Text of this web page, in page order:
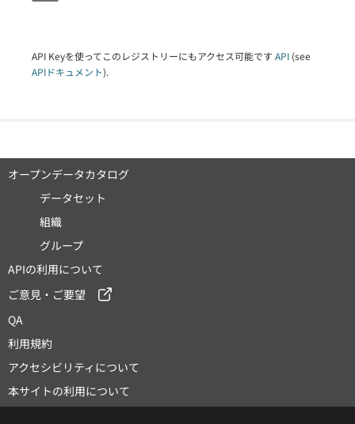
API Keyを使ってこのレジストリーにもアクセス可能です API (see
APIドキュメント).
オープンデータカタログ
データセット
組織
グループ
APIの利用について
ご意見・ご要望
QA
利用規約
アクセシビリティについて
本サイトの利用について